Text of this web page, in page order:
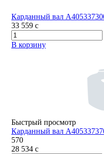
Карданный вал
33 559 c
В корзину
Быстрый просмотр
Карданный вал
570
28 534 c